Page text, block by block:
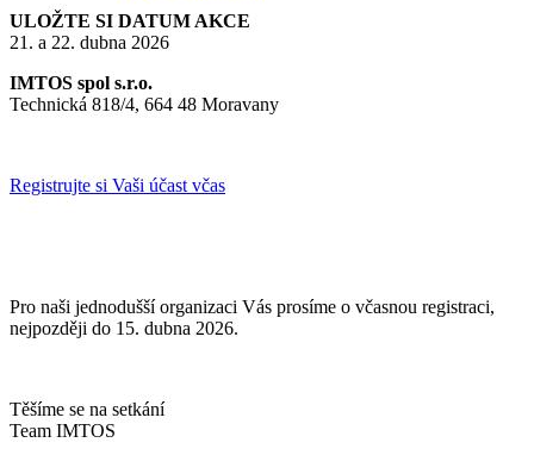
ULOŽTE SI DATUM AKCE
21. a 22. dubna 2026
IMTOS spol s.r.o.
Technická 818/4, 664 48 Moravany
Registrujte si Vaši účast včas
Pro naši jednodušší organizaci Vás prosíme o včasnou registraci,
nejpozději do 15. dubna 2026.
Těšíme se na setkání
Team IMTOS